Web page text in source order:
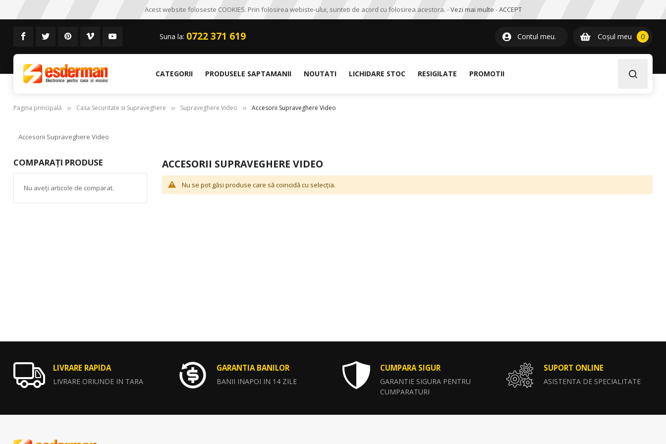
Acest website foloseste COOKIES. Prin folosirea webiste-ului, sunteti de acord cu folosirea acestora. -Vezi mai multe -ACCEPT
Suna la: 0722 371 619 Contul meu. Coșul meu 00item
CATEGORII PRODUSELE SAPTAMANII NOUTATI LICHIDARE STOC RESIGILATE PROMOTII
Pagina principală Casa Securitate si Supraveghere Supraveghere Video Accesorii Supraveghere Video
Accesorii Supraveghere Video
ACCESORII SUPRAVEGHERE VIDEO
Nu se pot găsi produse care să coincidă cu selecția.
COMPARAȚI PRODUSE
Nu aveți articole de comparat.
LIVRARE RAPIDA
LIVRARE ORIUNDE IN TARA
GARANTIA BANILOR
BANII INAPOI IN 14 ZILE
CUMPARA SIGUR
GARANTIE SIGURA PENTRU
CUMPARATURI
SUPORT ONLINE
ASISTENTA DE SPECIALITATE